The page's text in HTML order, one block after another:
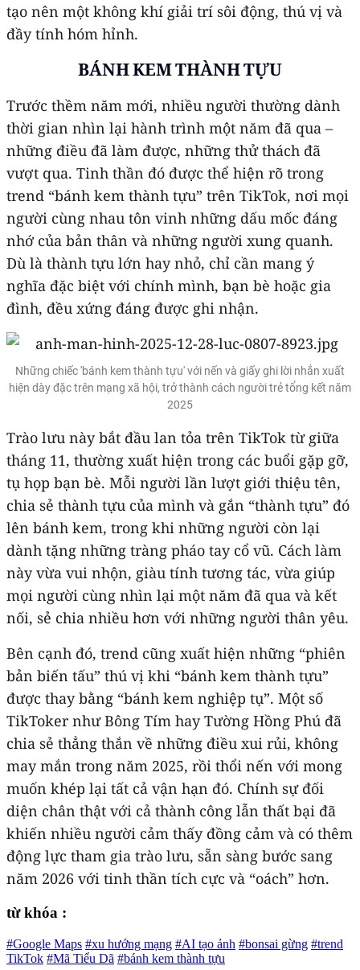
tạo nên một không khí giải trí sôi động, thú vị và
đầy tính hóm hỉnh.
BÁNH KEM THÀNH TỰU
Trước thềm năm mới, nhiều người thường dành
thời gian nhìn lại hành trình một năm đã qua –
những điều đã làm được, những thử thách đã
vượt qua. Tinh thần đó được thể hiện rõ trong
trend “bánh kem thành tựu” trên TikTok, nơi mọi
người cùng nhau tôn vinh những dấu mốc đáng
nhớ của bản thân và những người xung quanh.
Dù là thành tựu lớn hay nhỏ, chỉ cần mang ý
nghĩa đặc biệt với chính mình, bạn bè hoặc gia
đình, đều xứng đáng được ghi nhận.
Những chiếc 'bánh kem thành tựu' với nến và giấy ghi lời nhắn xuất
hiện dày đặc trên mạng xã hội, trở thành cách người trẻ tổng kết năm
2025
Trào lưu này bắt đầu lan tỏa trên TikTok từ giữa
tháng 11, thường xuất hiện trong các buổi gặp gỡ,
tụ họp bạn bè. Mỗi người lần lượt giới thiệu tên,
chia sẻ thành tựu của mình và gắn “thành tựu” đó
lên bánh kem, trong khi những người còn lại
dành tặng những tràng pháo tay cổ vũ. Cách làm
này vừa vui nhộn, giàu tính tương tác, vừa giúp
mọi người cùng nhìn lại một năm đã qua và kết
nối, sẻ chia nhiều hơn với những người thân yêu.
Bên cạnh đó, trend cũng xuất hiện những “phiên
bản biến tấu” thú vị khi “bánh kem thành tựu”
được thay bằng “bánh kem nghiệp tụ”. Một số
TikToker như Bông Tím hay Tường Hồng Phú đã
chia sẻ thẳng thắn về những điều xui rủi, không
may mắn trong năm 2025, rồi thổi nến với mong
muốn khép lại tất cả vận hạn đó. Chính sự đối
diện chân thật với cả thành công lẫn thất bại đã
khiến nhiều người cảm thấy đồng cảm và có thêm
động lực tham gia trào lưu, sẵn sàng bước sang
năm 2026 với tinh thần tích cực và “oách” hơn.
từ khóa :
#Google Maps #xu hướng mạng #AI tạo ảnh #bonsai gừng #trend
TikTok #Mã Tiểu Dã #bánh kem thành tựu